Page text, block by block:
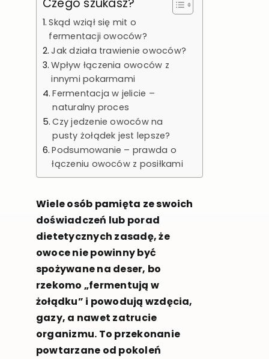
Czego szukasz?
Skąd wziął się mit o
fermentacji owoców?
Jak działa trawienie owoców?
Wpływ łączenia owoców z
innymi pokarmami
Fermentacja w jelicie –
naturalny proces
Czy jedzenie owoców na
pusty żołądek jest lepsze?
Podsumowanie – prawda o
łączeniu owoców z posiłkami
Wiele osób pamięta ze swoich
doświadczeń lub porad
dietetycznych zasadę, że
owoce nie powinny być
spożywane na deser, bo
rzekomo „fermentują w
żołądku” i powodują wzdęcia,
gazy, a nawet zatrucie
organizmu. To przekonanie
powtarzane od pokoleń